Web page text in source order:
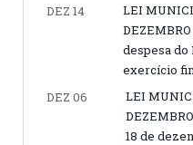
DEZ 14
LEI
despesa do
exercício
DEZ 06
LEI
18 de